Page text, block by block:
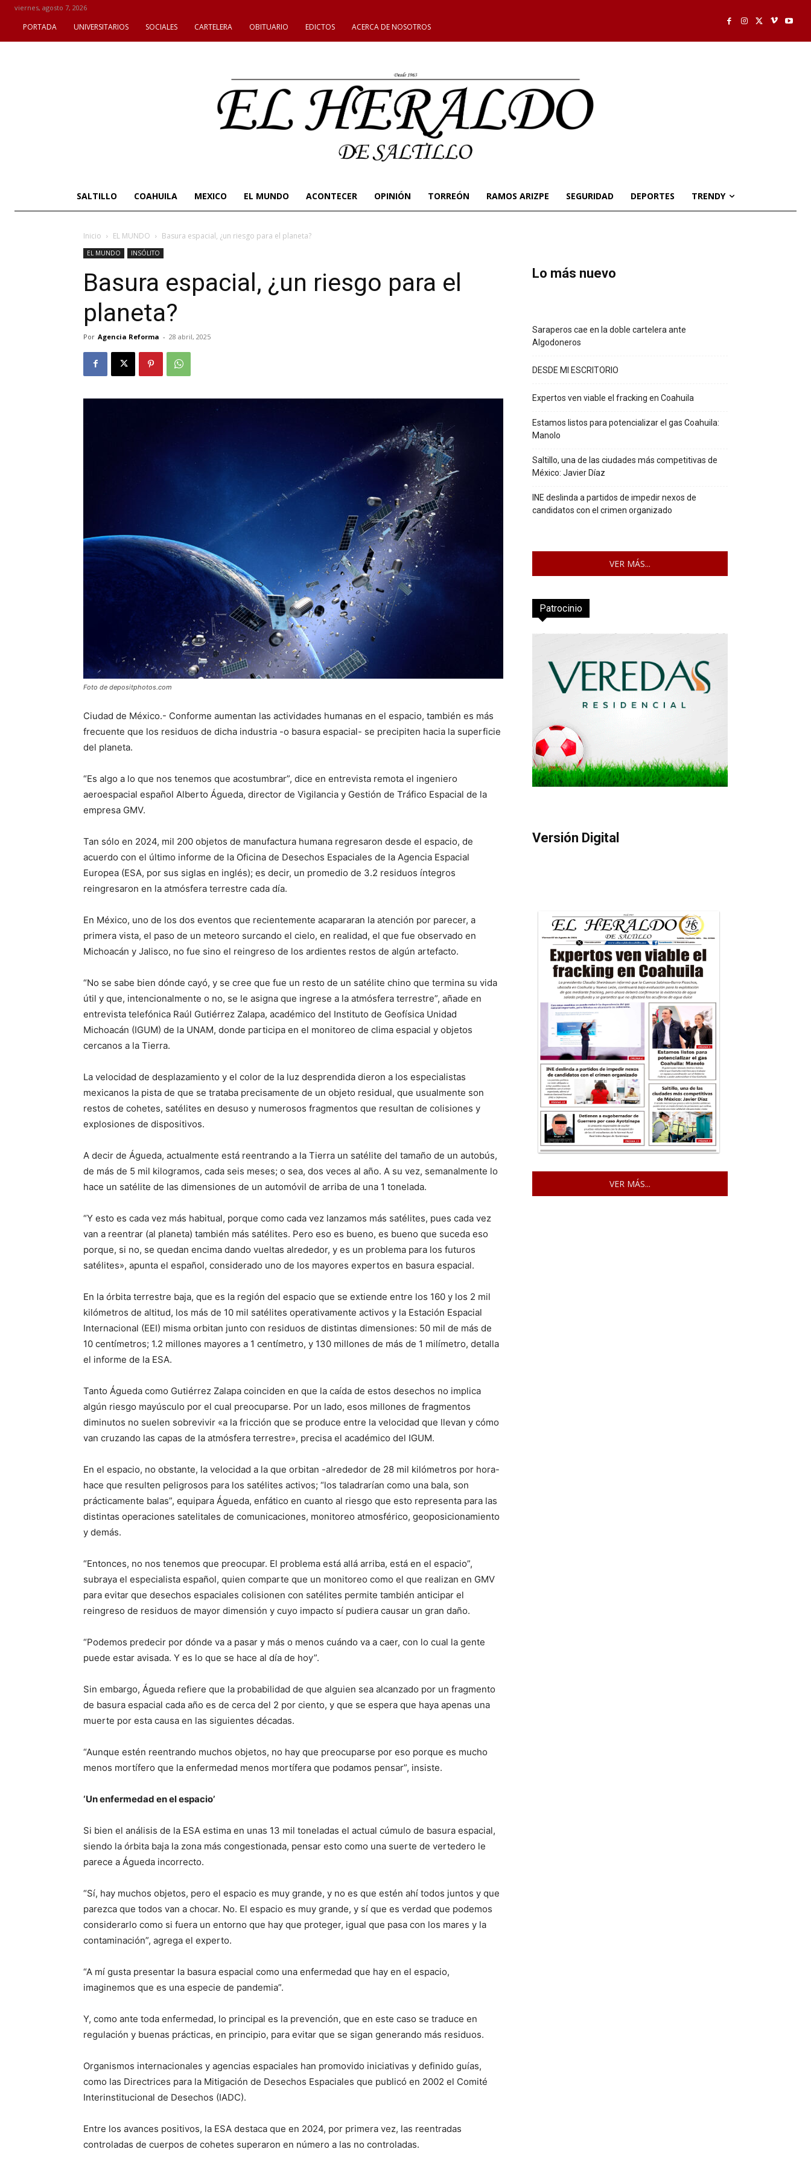
viernes, agosto 7, 2026
PORTADA UNIVERSITARIOS SOCIALES CARTELERA OBITUARIO EDICTOS ACERCA DE NOSOTROS
SALTILLO COAHUILA MEXICO EL MUNDO ACONTECER OPINIÓN TORREÓN RAMOS ARIZPE SEGURIDAD DEPORTES TRENDY
Inicio EL MUNDO Basura espacial, ¿un riesgo para el planeta?
EL MUNDO INSÓLITO
Basura espacial, ¿un riesgo para el
planeta?
Por Agencia Reforma - 28 abril, 2025
Foto de depositphotos.com
Ciudad de México.- Conforme aumentan las actividades humanas en el espacio, también es más
frecuente que los residuos de dicha industria -o basura espacial- se precipiten hacia la superficie
del planeta.
“Es algo a lo que nos tenemos que acostumbrar”, dice en entrevista remota el ingeniero
aeroespacial español Alberto Águeda, director de Vigilancia y Gestión de Tráfico Espacial de la
empresa GMV.
Tan sólo en 2024, mil 200 objetos de manufactura humana regresaron desde el espacio, de
acuerdo con el último informe de la Oficina de Desechos Espaciales de la Agencia Espacial
Europea (ESA, por sus siglas en inglés); es decir, un promedio de 3.2 residuos íntegros
reingresaron en la atmósfera terrestre cada día.
En México, uno de los dos eventos que recientemente acapararan la atención por parecer, a
primera vista, el paso de un meteoro surcando el cielo, en realidad, el que fue observado en
Michoacán y Jalisco, no fue sino el reingreso de los ardientes restos de algún artefacto.
“No se sabe bien dónde cayó, y se cree que fue un resto de un satélite chino que termina su vida
útil y que, intencionalmente o no, se le asigna que ingrese a la atmósfera terrestre”, añade en
entrevista telefónica Raúl Gutiérrez Zalapa, académico del Instituto de Geofísica Unidad
Michoacán (IGUM) de la UNAM, donde participa en el monitoreo de clima espacial y objetos
cercanos a la Tierra.
La velocidad de desplazamiento y el color de la luz desprendida dieron a los especialistas
mexicanos la pista de que se trataba precisamente de un objeto residual, que usualmente son
restos de cohetes, satélites en desuso y numerosos fragmentos que resultan de colisiones y
explosiones de dispositivos.
A decir de Águeda, actualmente está reentrando a la Tierra un satélite del tamaño de un autobús,
de más de 5 mil kilogramos, cada seis meses; o sea, dos veces al año. A su vez, semanalmente lo
hace un satélite de las dimensiones de un automóvil de arriba de una 1 tonelada.
“Y esto es cada vez más habitual, porque como cada vez lanzamos más satélites, pues cada vez
van a reentrar (al planeta) también más satélites. Pero eso es bueno, es bueno que suceda eso
porque, si no, se quedan encima dando vueltas alrededor, y es un problema para los futuros
satélites», apunta el español, considerado uno de los mayores expertos en basura espacial.
En la órbita terrestre baja, que es la región del espacio que se extiende entre los 160 y los 2 mil
kilómetros de altitud, los más de 10 mil satélites operativamente activos y la Estación Espacial
Internacional (EEI) misma orbitan junto con residuos de distintas dimensiones: 50 mil de más de
10 centímetros; 1.2 millones mayores a 1 centímetro, y 130 millones de más de 1 milímetro, detalla
el informe de la ESA.
Tanto Águeda como Gutiérrez Zalapa coinciden en que la caída de estos desechos no implica
algún riesgo mayúsculo por el cual preocuparse. Por un lado, esos millones de fragmentos
diminutos no suelen sobrevivir «a la fricción que se produce entre la velocidad que llevan y cómo
van cruzando las capas de la atmósfera terrestre», precisa el académico del IGUM.
En el espacio, no obstante, la velocidad a la que orbitan -alrededor de 28 mil kilómetros por hora-
hace que resulten peligrosos para los satélites activos; “los taladrarían como una bala, son
prácticamente balas”, equipara Águeda, enfático en cuanto al riesgo que esto representa para las
distintas operaciones satelitales de comunicaciones, monitoreo atmosférico, geoposicionamiento
y demás.
“Entonces, no nos tenemos que preocupar. El problema está allá arriba, está en el espacio”,
subraya el especialista español, quien comparte que un monitoreo como el que realizan en GMV
para evitar que desechos espaciales colisionen con satélites permite también anticipar el
reingreso de residuos de mayor dimensión y cuyo impacto sí pudiera causar un gran daño.
“Podemos predecir por dónde va a pasar y más o menos cuándo va a caer, con lo cual la gente
puede estar avisada. Y es lo que se hace al día de hoy”.
Sin embargo, Águeda refiere que la probabilidad de que alguien sea alcanzado por un fragmento
de basura espacial cada año es de cerca del 2 por ciento, y que se espera que haya apenas una
muerte por esta causa en las siguientes décadas.
“Aunque estén reentrando muchos objetos, no hay que preocuparse por eso porque es mucho
menos mortífero que la enfermedad menos mortífera que podamos pensar”, insiste.
‘Un enfermedad en el espacio’
Si bien el análisis de la ESA estima en unas 13 mil toneladas el actual cúmulo de basura espacial,
siendo la órbita baja la zona más congestionada, pensar esto como una suerte de vertedero le
parece a Águeda incorrecto.
“Sí, hay muchos objetos, pero el espacio es muy grande, y no es que estén ahí todos juntos y que
parezca que todos van a chocar. No. El espacio es muy grande, y sí que es verdad que podemos
considerarlo como si fuera un entorno que hay que proteger, igual que pasa con los mares y la
contaminación”, agrega el experto.
“A mí gusta presentar la basura espacial como una enfermedad que hay en el espacio,
imaginemos que es una especie de pandemia”.
Y, como ante toda enfermedad, lo principal es la prevención, que en este caso se traduce en
regulación y buenas prácticas, en principio, para evitar que se sigan generando más residuos.
Organismos internacionales y agencias espaciales han promovido iniciativas y definido guías,
como las Directrices para la Mitigación de Desechos Espaciales que publicó en 2002 el Comité
Interinstitucional de Desechos (IADC).
Entre los avances positivos, la ESA destaca que en 2024, por primera vez, las reentradas
controladas de cuerpos de cohetes superaron en número a las no controladas.
Lo más nuevo
Saraperos cae en la doble cartelera ante
Algodoneros
DESDE MI ESCRITORIO
Expertos ven viable el fracking en Coahuila
Estamos listos para potencializar el gas Coahuila:
Manolo
Saltillo, una de las ciudades más competitivas de
México: Javier Díaz
INE deslinda a partidos de impedir nexos de
candidatos con el crimen organizado
VER MÁS...
Patrocinio
Versión Digital
VER MÁS...